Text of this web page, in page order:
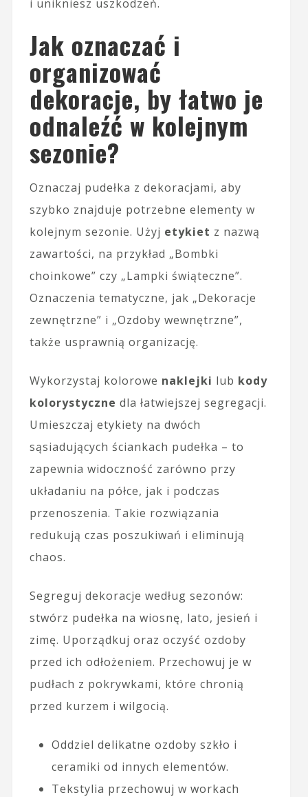
i unikniesz uszkodzeń.
Jak oznaczać i
organizować
dekoracje, by łatwo je
odnaleźć w kolejnym
sezonie?
Oznaczaj pudełka z dekoracjami, aby
szybko znajduje potrzebne elementy w
kolejnym sezonie. Użyj etykiet z nazwą
zawartości, na przykład „Bombki
choinkowe” czy „Lampki świąteczne”.
Oznaczenia tematyczne, jak „Dekoracje
zewnętrzne” i „Ozdoby wewnętrzne”,
także usprawnią organizację.
Wykorzystaj kolorowe naklejki lub kody
kolorystyczne dla łatwiejszej segregacji.
Umieszczaj etykiety na dwóch
sąsiadujących ściankach pudełka – to
zapewnia widoczność zarówno przy
układaniu na półce, jak i podczas
przenoszenia. Takie rozwiązania
redukują czas poszukiwań i eliminują
chaos.
Segreguj dekoracje według sezonów:
stwórz pudełka na wiosnę, lato, jesień i
zimę. Uporządkuj oraz oczyść ozdoby
przed ich odłożeniem. Przechowuj je w
pudłach z pokrywkami, które chronią
przed kurzem i wilgocią.
Oddziel delikatne ozdoby szkło i
ceramiki od innych elementów.
Tekstylia przechowuj w workach